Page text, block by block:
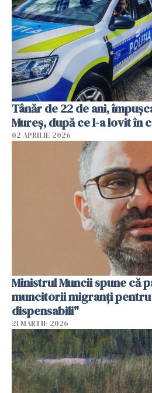
Tânăr de 22 de ani,
Mureș, după ce l-a lovit în
02 APRILIE 2026
Ministrul Muncii spune că
muncitorii migranți
dispensabili"
21 MARTIE 2026